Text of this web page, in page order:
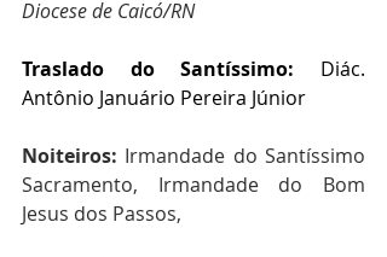
Diocese de Caicó/RN
Traslado do Santíssimo: Diác.
Antônio Januário Pereira Júnior
Noiteiros: Irmandade do Santíssimo
Sacramento, Irmandade do Bom
Jesus dos Passos,